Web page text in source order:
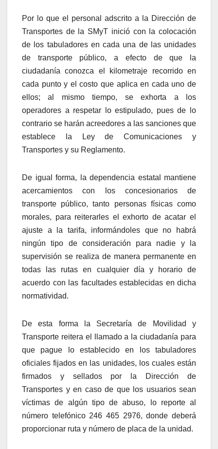
Por lo que el personal adscrito a la Dirección de
Transportes de la SMyT inició con la colocación
de los tabuladores en cada una de las unidades
de transporte público, a efecto de que la
ciudadanía conozca el kilometraje recorrido en
cada punto y el costo que aplica en cada uno de
ellos; al mismo tiempo, se exhorta a los
operadores a respetar lo estipulado, pues de lo
contrario se harán acreedores a las sanciones que
establece la Ley de Comunicaciones y
Transportes y su Reglamento.
De igual forma, la dependencia estatal mantiene
acercamientos con los concesionarios de
transporte público, tanto personas físicas como
morales, para reiterarles el exhorto de acatar el
ajuste a la tarifa, informándoles que no habrá
ningún tipo de consideración para nadie y la
supervisión se realiza de manera permanente en
todas las rutas en cualquier día y horario de
acuerdo con las facultades establecidas en dicha
normatividad.
De esta forma la Secretaría de Movilidad y
Transporte reitera el llamado a la ciudadanía para
que pague lo establecido en los tabuladores
oficiales fijados en las unidades, los cuales están
firmados y sellados por la Dirección de
Transportes y en caso de que los usuarios sean
víctimas de algún tipo de abuso, lo reporte al
número telefónico 246 465 2976, donde deberá
proporcionar ruta y número de placa de la unidad.